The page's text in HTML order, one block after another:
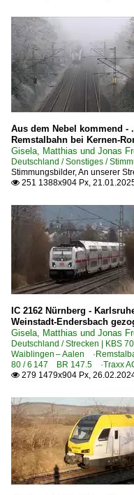
Aus dem Nebel kommend -
Remstalbahn bei Kernen-
Gisela, Matthias und Jonas
Deutschland / Sonstiges /
Stimmungsbilder,An unserer
 251 1388x904 Px,
IC 2162 Nürnberg -
Weinstadt-Endersbach
Gisela, Matthias und Jonas
Deutschland / Strecken | KBS
Waiblingen – Aalen
80 / 6 147 BR 147.5 ·Traxx
 279 1479x904 Px,